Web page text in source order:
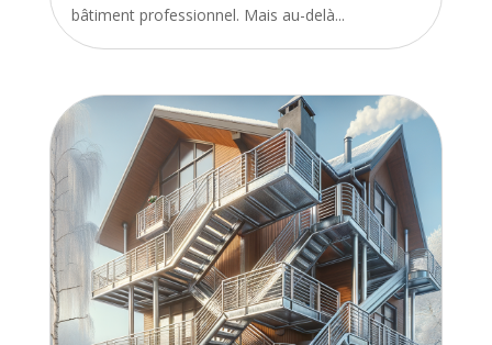
bâtiment professionnel. Mais au-delà...